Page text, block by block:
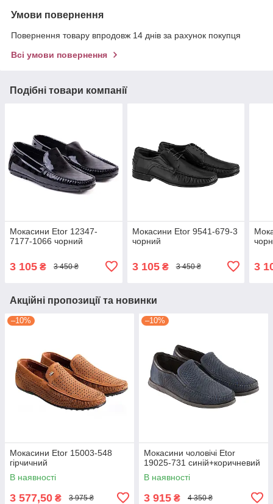
Умови повернення
Повернення товару впродовж 14 днів за рахунок покупця
Всі умови повернення
Подібні товари компанії
Мокасини Etor 12347-
7177-1066 чорний
3 105 ₴ 3 450 ₴
Мокасини Etor 9541-679-3
чорний
3 105₴ 3 450 ₴ 3
Акційні пропозиції та новинки
–10%
Мокасини Etor 15003-548
гірчичний
В наявності
3 577,50 ₴ 3 975 ₴
–10%
Мокасини чоловічі Etor
19025-731 синій+коричневий
В наявності
3 915 ₴ 4 350 ₴